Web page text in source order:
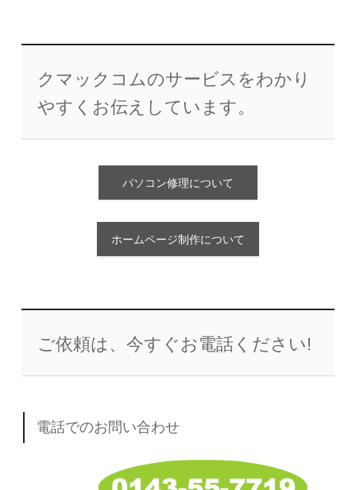
クマックコムのサービスをわかり
やすくお伝えしています。
パソコン修理について
ホームページ制作について
ご依頼は、今すぐお電話ください!
電話でのお問い合わせ